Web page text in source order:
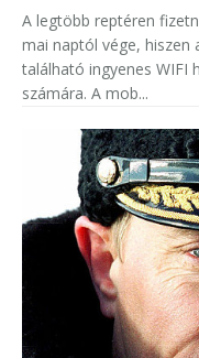
A legtöbb reptéren
mai naptól vége, hiszen
található ingyenes WIFI
számára. A mob...